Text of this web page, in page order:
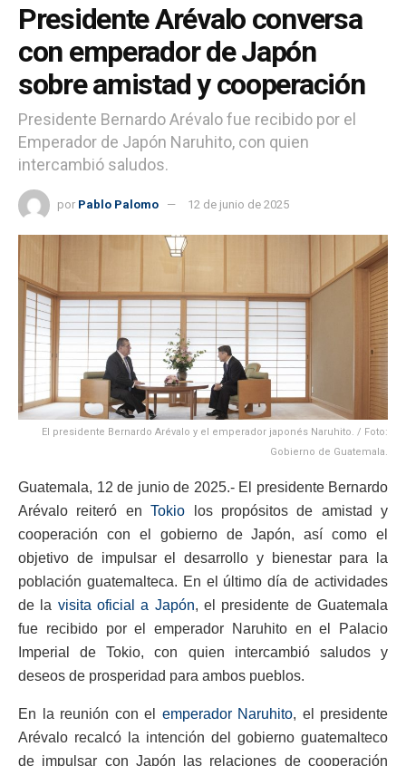
Presidente Arévalo conversa
con emperador de Japón
sobre amistad y cooperación
Presidente Bernardo Arévalo fue recibido por el
Emperador de Japón Naruhito, con quien
intercambió saludos.
por Pablo Palomo 12 de junio de 2025
El presidente Bernardo Arévalo y el emperador japonés Naruhito. / Foto:
Gobierno de Guatemala.
Guatemala, 12 de junio de 2025.- El presidente Bernardo
Arévalo reiteró enTokio los propósitos de amistad y
cooperación con el gobierno de Japón, así como el
objetivo de impulsar el desarrollo y bienestar para la
población guatemalteca. En el último día de actividades
de la visita oficial a Japón, el presidente de Guatemala
fue recibido por el emperador Naruhito en el Palacio
Imperial de Tokio, con quien intercambió saludos y
deseos de prosperidad para ambos pueblos.
En la reunión con el emperador Naruhito, el presidente
Arévalo recalcó la intención del gobierno guatemalteco
de impulsar con Japón las relaciones de cooperación